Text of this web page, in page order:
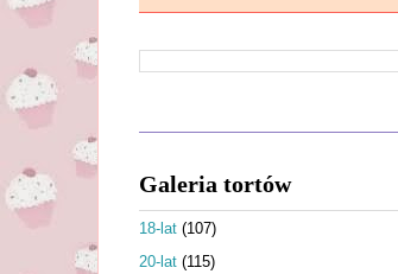
Galeria tortów
18-lat (107)
20-lat (115)